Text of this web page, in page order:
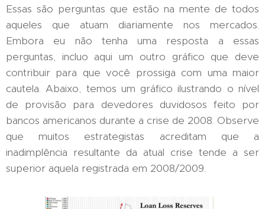
Essas são perguntas que estão na mente de todos
aqueles que atuam diariamente nos mercados.
Embora eu não tenha uma resposta a essas
perguntas, incluo aqui um outro gráfico que deve
contribuir para que você prossiga com uma maior
cautela. Abaixo, temos um gráfico ilustrando o nível
de provisão para devedores duvidosos feito por
bancos americanos durante a crise de 2008. Observe
que muitos estrategistas acreditam que a
inadimplência resultante da atual crise tende a ser
superior aquela registrada em 2008/2009.